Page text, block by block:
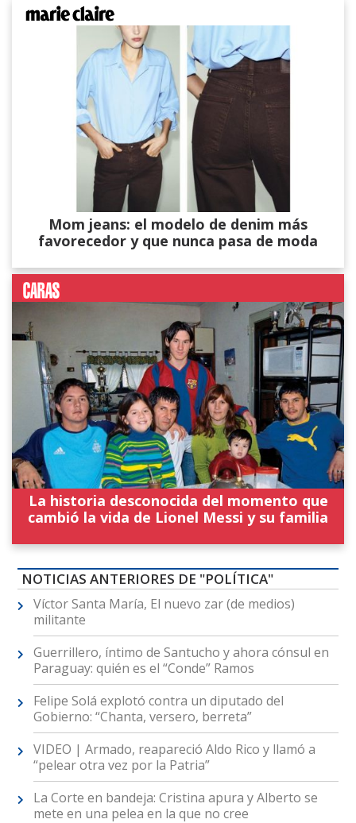
Mom jeans: el modelo de denim más
favorecedor y que nunca pasa de moda
La historia desconocida del momento que
cambió la vida de Lionel Messi y su familia
NOTICIAS ANTERIORES DE "POLÍTICA"
Víctor Santa María, El nuevo zar (de medios)
militante
Guerrillero, íntimo de Santucho y ahora cónsul en
Paraguay: quién es el “Conde” Ramos
Felipe Solá explotó contra un diputado del
Gobierno: “Chanta, versero, berreta”
VIDEO | Armado, reapareció Aldo Rico y llamó a
“pelear otra vez por la Patria”
La Corte en bandeja: Cristina apura y Alberto se
mete en una pelea en la que no cree